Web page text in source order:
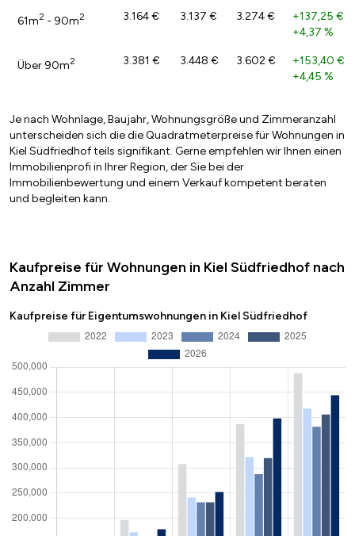
61m2 - 90m2 3.164 € 3.137 € 3.274 € +137,25 €
+4,37 %
Über 90m2 3.381 € 3.448 € 3.602 € +153,40 €
+4,45 %
Je nach Wohnlage, Baujahr, Wohnungsgröße und Zimmeranzahl
unterscheiden sich die die Quadratmeterpreise für Wohnungen in
Kiel Südfriedhof teils signifikant. Gerne empfehlen wir Ihnen einen
Immobilienprofi in Ihrer Region, der Sie bei der
Immobilienbewertung und einem Verkauf kompetent beraten
und begleiten kann.
Kaufpreise für Wohnungen in Kiel Südfriedhof nach
Anzahl Zimmer
Kaufpreise für Eigentumswohnungen in Kiel Südfriedhof